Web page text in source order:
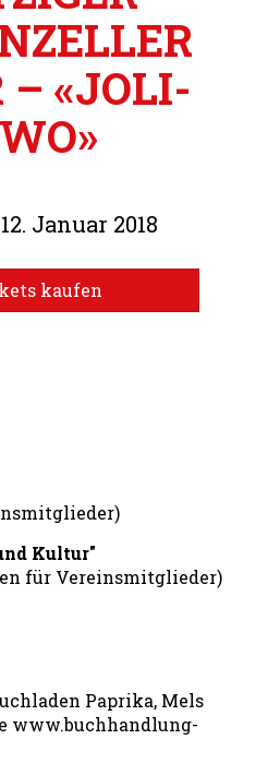
– «JOLI-
Januar 2018
kaufen
Kultur"
für Vereinsmitglieder)
Paprika, Mels
www.buchhandlung-